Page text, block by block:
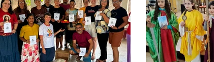
comunidades de la Provincia. Por ello,